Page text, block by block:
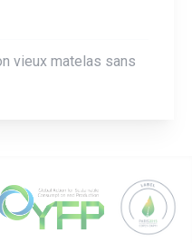
vieux matelas sans